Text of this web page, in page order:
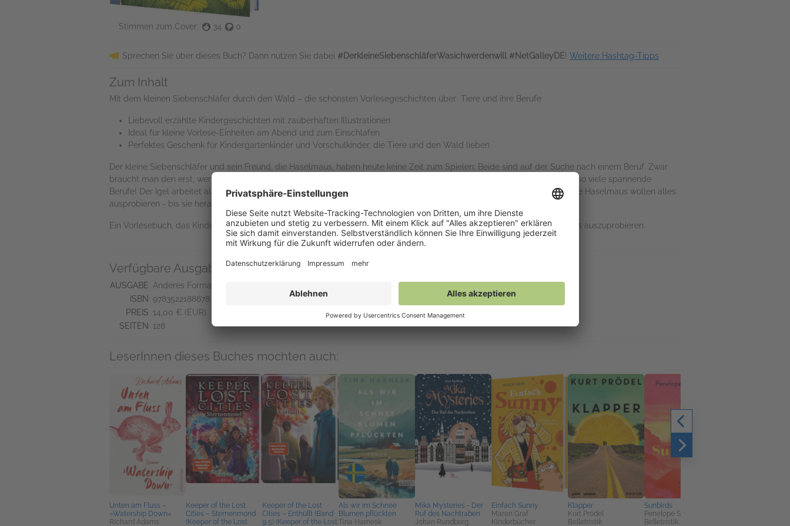
Stimmen zum Cover: 34 0
Sprechen Sie über dieses Buch? Dann nutzen Sie dabei #DerkleineSiebenschläferWasichwerdenwill #NetGalleyDE! Weitere Hashtag-Tipps
Zum Inhalt
Mit dem kleinen Siebenschläfer durch den Wald – die schönsten Vorlesegeschichten über Tiere und ihre Berufe
Liebevoll erzählte Kindergeschichten mit zauberhaften Illustrationen
Ideal für kleine Vorlese-Einheiten am Abend und zum Einschlafen
Perfektes Geschenk für Kindergartenkinder und Vorschulkinder, die Tiere und den Wald lieben
Der kleine Siebenschläfer und sein Freund, die Haselmaus, haben heute keine Zeit zum Spielen: Beide sind auf der Suche nach einem Beruf. Zwar
braucht man den erst, wenn man groß ist. Aber mit der Suche kann man nicht früh genug beginnen. Und im Wald gibt es so viele spannende
Berufe! Der Igel arbeitet als Friseur, der Biber als Zahnarzt und die Tauben als Postboten. Der kleine Siebenschläfer und die Haselmaus wollen alles
ausprobieren - bis sie herausfinden, was am besten zu ihnen passt ...
Ein Vorlesebuch, das Kinder ab 4 Jahren Mut macht, die Welt zu entdecken und ihnen zeigt, wie viel Spaß es macht, Neues auszuprobieren.
Verfügbare Ausgaben
AUSGABE Anderes Format
ISBN
9783522188678
PREIS 14,00 € (EUR)
SEITEN
128
Auf NetGalley verfügbar
NetGalley Bücherregal App
LeserInnen dieses Buches mochten auch:
Unten am Fluss –
»Watership Down«
Richard Adams
Keeper of the Lost
Cities – Sternenmond
(Keeper of the Lost
Keeper of the Lost
Cities – Enthüllt (Band
9,5) (Keeper of the Lost
Als wir im Schnee
Blumen pflückten
Tina Harnesk
Mika Mysteries - Der
Ruf des Nachtraben
Johan Rundberg
Einfach Sunny
Maren Graf
Kinderbücher
Klapper
Kurt Prödel
Belletristik
Sunbirds
Penelope Slocombe
Belletristik, Literatur